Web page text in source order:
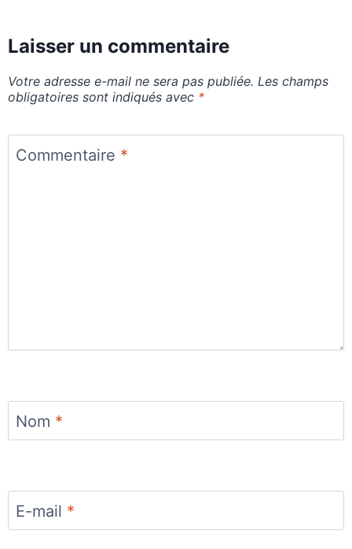
Laisser un commentaire
Votre adresse e-mail ne sera pas publiée. Les champs
obligatoires sont indiqués avec *
Commentaire *
Nom *
E-mail *